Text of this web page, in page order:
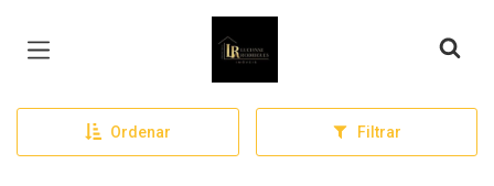
Página inicial
Ordenar Filtrar